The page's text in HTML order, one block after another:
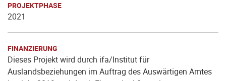
PROJEKTPHASE
2021
FINANZIERUNG
Dieses Projekt wird durch ifa/Institut für
Auslandsbeziehungen im Auftrag des Auswärtigen Amtes